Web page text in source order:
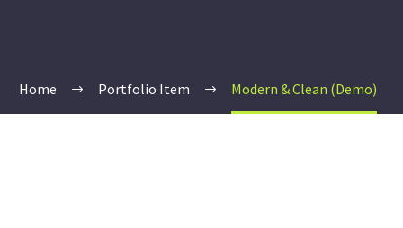
Home Portfolio Item Modern & Clean (Demo)